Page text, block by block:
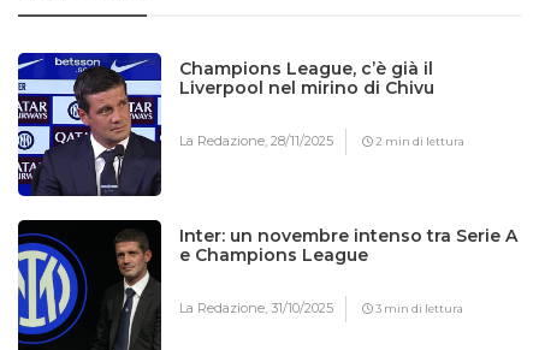
Champions League, c’è già il
Liverpool nel mirino di Chivu
La Redazione,28/11/2025 2 min di lettura
Inter: un novembre intenso tra Serie A
e Champions League
La Redazione,31/10/2025 3 min di lettura